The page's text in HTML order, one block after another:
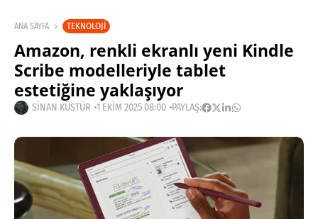
ANA SAYFA TEKNOLOJI
Amazon, renkli ekranlı yeni Kindle
Scribe modelleriyle tablet
estetiğine yaklaşıyor
SINAN KÜSTÜR 1 EKIM 2025 08:00 PAYLAŞ: